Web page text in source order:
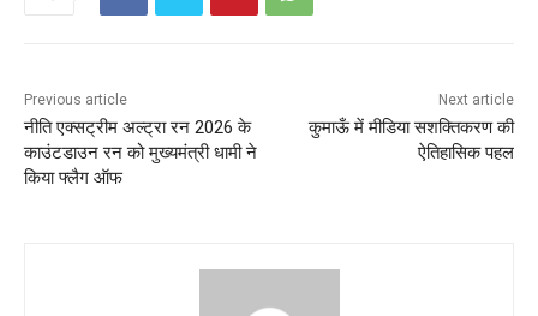
Previous article
नीति एक्सट्रीम अल्ट्रा रन 2026 के
काउंटडाउन रन को मुख्यमंत्री धामी ने
किया फ्लैग ऑफ
Next article
कुमाऊँ में मीडिया सशक्तिकरण की
ऐतिहासिक पहल